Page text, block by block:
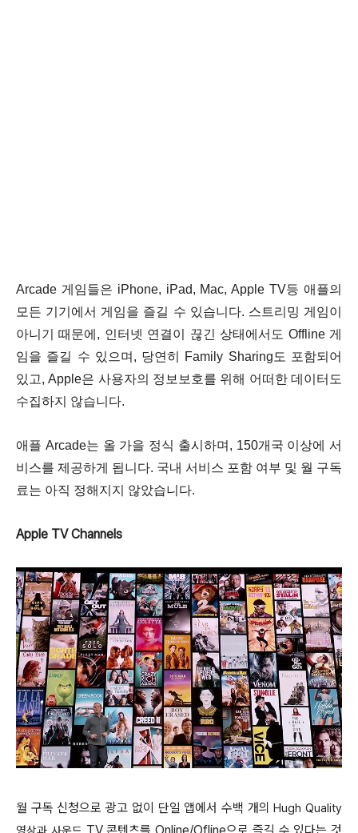
Arcade 게임들은 iPhone, iPad, Mac, Apple TV등 애플의
모든 기기에서 게임을 즐길 수 있습니다. 스트리밍 게임이
아니기 때문에, 인터넷 연결이 끊긴 상태에서도 Offline 게
임을 즐길 수 있으며, 당연히 Family Sharing도 포함되어
있고, Apple은 사용자의 정보보호를 위해 어떠한 데이터도
수집하지 않습니다.
애플 Arcade는 올 가을 정식 출시하며, 150개국 이상에 서
비스를 제공하게 됩니다. 국내 서비스 포함 여부 및 월 구독
료는 아직 정해지지 않았습니다.
Apple TV Channels
월 구독 신청으로 광고 없이 단일 앱에서 수백 개의Hugh Quality